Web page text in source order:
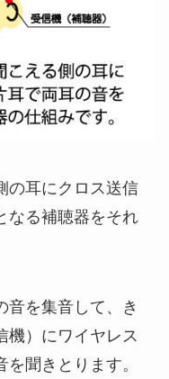
の耳にクロス送信
なる補聴器をそれ
音を集音して、き
機）にワイヤレス
聞きとります。